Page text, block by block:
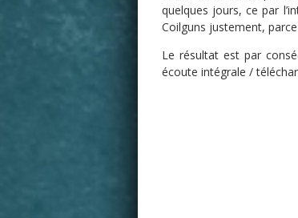
quelques jours, ce par
Coilguns justement,
Le résultat est par
écoute intégrale /